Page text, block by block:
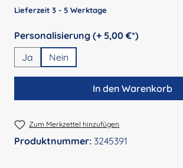
Lieferzeit 3 - 5 Werktage
Personalisierung (+ 5,00 €*)auswählen
Ja
Nein
In den Warenkorb
Zum Merkzettel hinzufügen
Produktnummer: 3245391